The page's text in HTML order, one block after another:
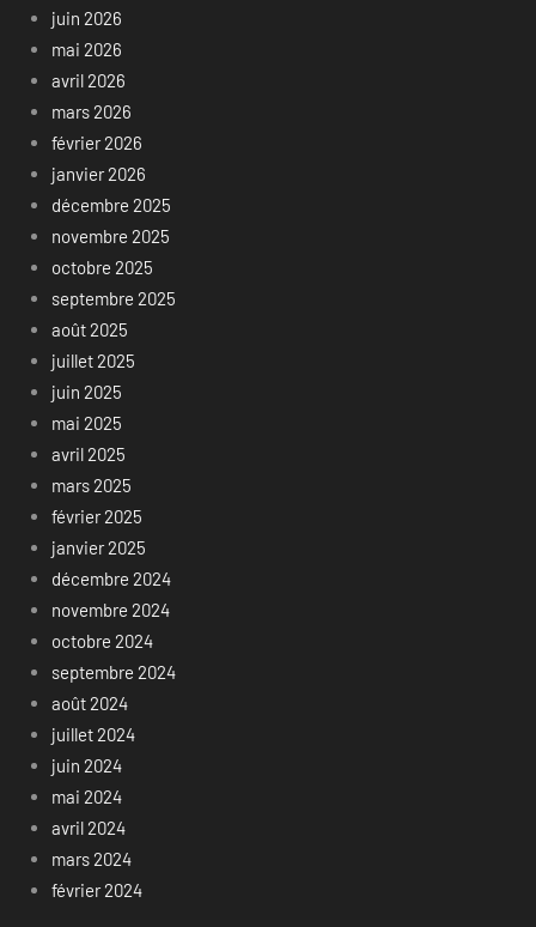
juin 2026
mai 2026
avril 2026
mars 2026
février 2026
janvier 2026
décembre 2025
novembre 2025
octobre 2025
septembre 2025
août 2025
juillet 2025
juin 2025
mai 2025
avril 2025
mars 2025
février 2025
janvier 2025
décembre 2024
novembre 2024
octobre 2024
septembre 2024
août 2024
juillet 2024
juin 2024
mai 2024
avril 2024
mars 2024
février 2024